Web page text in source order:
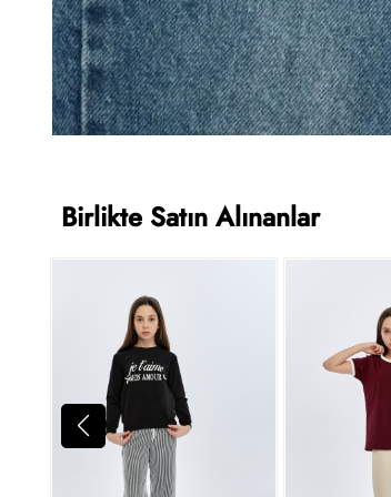
Birlikte Satın Alınanlar